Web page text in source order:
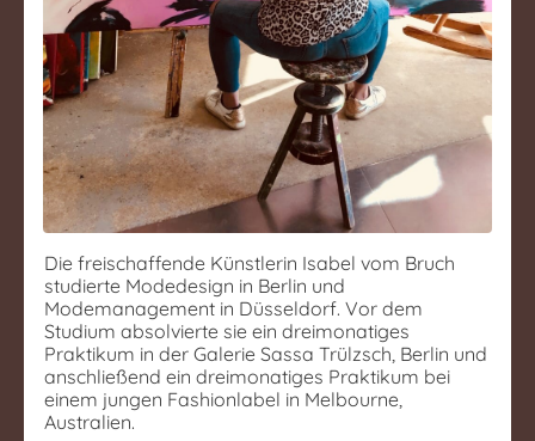
Die freischaffende Künstlerin Isabel vom Bruch
studierte Modedesign in Berlin und
Modemanagement in Düsseldorf. Vor dem
Studium absolvierte sie ein dreimonatiges
Praktikum in der Galerie Sassa Trülzsch, Berlin und
anschließend ein dreimonatiges Praktikum bei
einem jungen Fashionlabel in Melbourne,
Australien.